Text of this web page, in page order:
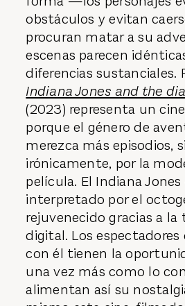
obstáculos y evitan
procuran matar a su
escenas parecen
diferencias sustanciales.
Indiana Jones and the
(2023) representa un
porque el género de
merezca más episodios,
irónicamente, por la
película. El Indiana Jones
interpretado por el
rejuvenecido gracias a
digital. Los espectadores
con él tienen la
una vez más como lo
alimentan así su